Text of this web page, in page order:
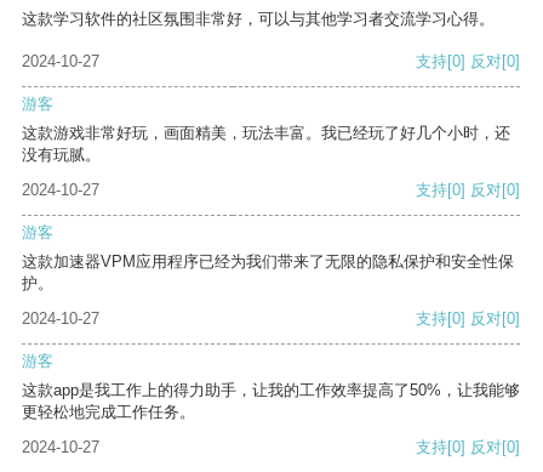
这款学习软件的社区氛围非常好，可以与其他学习者交流学习心得。
2024-10-27 支持[0] 反对[0]
游客
这款游戏非常好玩，画面精美，玩法丰富。我已经玩了好几个小时，还
没有玩腻。
2024-10-27
支持[0] 反对[0]
游客
这款加速器VPM应用程序已经为我们带来了无限的隐私保护和安全性保
护。
2024-10-27
支持[0] 反对[0]
游客
这款app是我工作上的得力助手，让我的工作效率提高了50%，让我能够
更轻松地完成工作任务。
2024-10-27
支持[0] 反对[0]